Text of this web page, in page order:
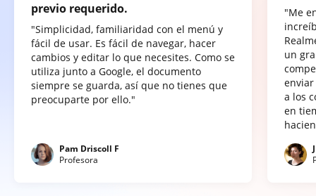
previo requerido.
"Simplicidad, familiaridad con el menú y
fácil de usar. Es fácil de navegar, hacer
cambios y editar lo que necesites. Como se
utiliza junto a Google, el documento
siempre se guarda, así que no tienes que
preocuparte por ello."
Pam Driscoll F
Profesora
"Me
un
a los
en